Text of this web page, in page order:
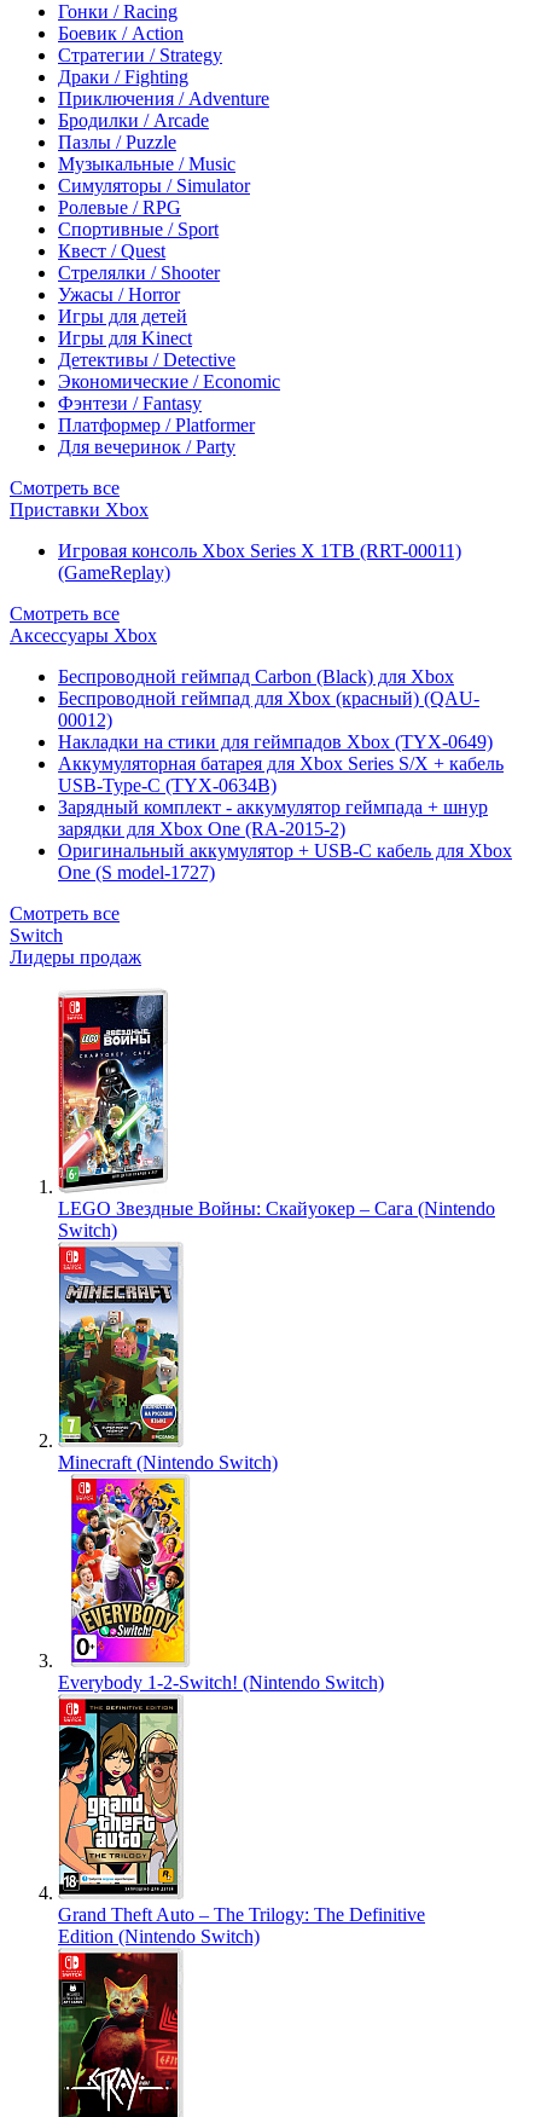
Гонки / Racing
Боевик / Action
Стратегии / Strategy
Драки / Fighting
Приключения / Adventure
Бродилки / Arcade
Пазлы / Puzzle
Музыкальные / Music
Симуляторы / Simulator
Ролевые / RPG
Спортивные / Sport
Квест / Quest
Стрелялки / Shooter
Ужасы / Horror
Игры для детей
Игры для Kinect
Детективы / Detective
Экономические / Economic
Фэнтези / Fantasy
Платформер / Platformer
Для вечеринок / Party
Смотреть все
Приставки Xbox
Игровая консоль Xbox Series X 1TB (RRT-00011)
(GameReplay)
Смотреть все
Аксессуары Xbox
Беспроводной геймпад Carbon (Black) для Xbox
Беспроводной геймпад для Xbox (красный) (QAU-
00012)
Накладки на стики для геймпадов Xbox (TYX-0649)
Аккумуляторная батарея для Xbox Series S/X + кабель
USB-Type-C (TYX-0634B)
Зарядный комплект - аккумулятор геймпада + шнур
зарядки для Xbox One (RA-2015-2)
Оригинальный аккумулятор + USB-C кабель для Xbox
One (S model-1727)
Смотреть все
Switch
Лидеры продаж
LEGO Звездные Войны: Скайуокер – Сага (Nintendo
Switch)
Minecraft (Nintendo Switch)
Everybody 1-2-Switch! (Nintendo Switch)
Grand Theft Auto – The Trilogy: The Definitive
Edition (Nintendo Switch)